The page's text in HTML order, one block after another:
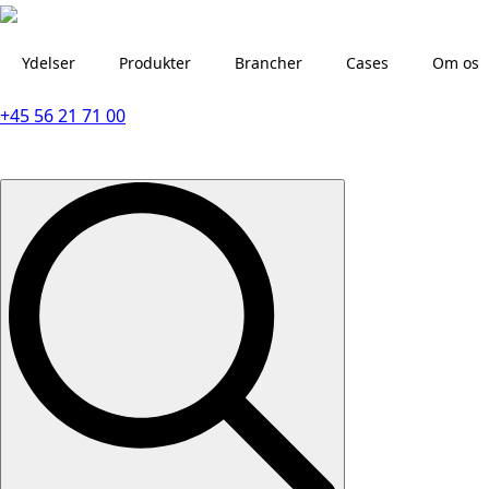
Ydelser Produkter Brancher Cases Om os
+45 56 21 71 00